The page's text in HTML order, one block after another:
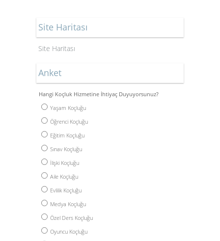
Site Haritası
Site Haritası
Anket
Hangi Koçluk Hizmetine İhtiyaç Duyuyorsunuz?
Yaşam Koçluğu
Öğrenci Koçluğu
Eğitim Koçluğu
Sınav Koçluğu
İlişki Koçluğu
Aile Koçluğu
Evlilik Koçluğu
Medya Koçluğu
Özel Ders Koçluğu
Oyuncu Koçluğu